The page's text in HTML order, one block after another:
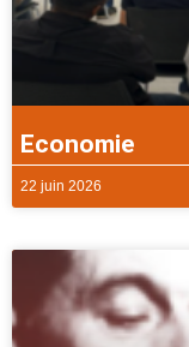
Economie
22 juin 2026